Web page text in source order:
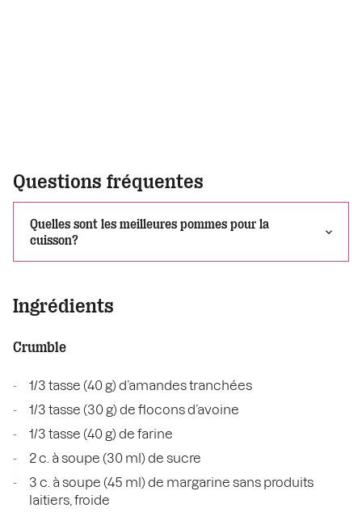
Questions fréquentes
Quelles sont les meilleures pommes pour la
cuisson?
Ingrédients
Crumble
1/3 tasse (40 g) d’amandes tranchées
1/3 tasse (30 g) de flocons d’avoine
1/3 tasse (40 g) de farine
2 c. à soupe (30 ml) de sucre
3 c. à soupe (45 ml) de margarine sans produits
laitiers, froide